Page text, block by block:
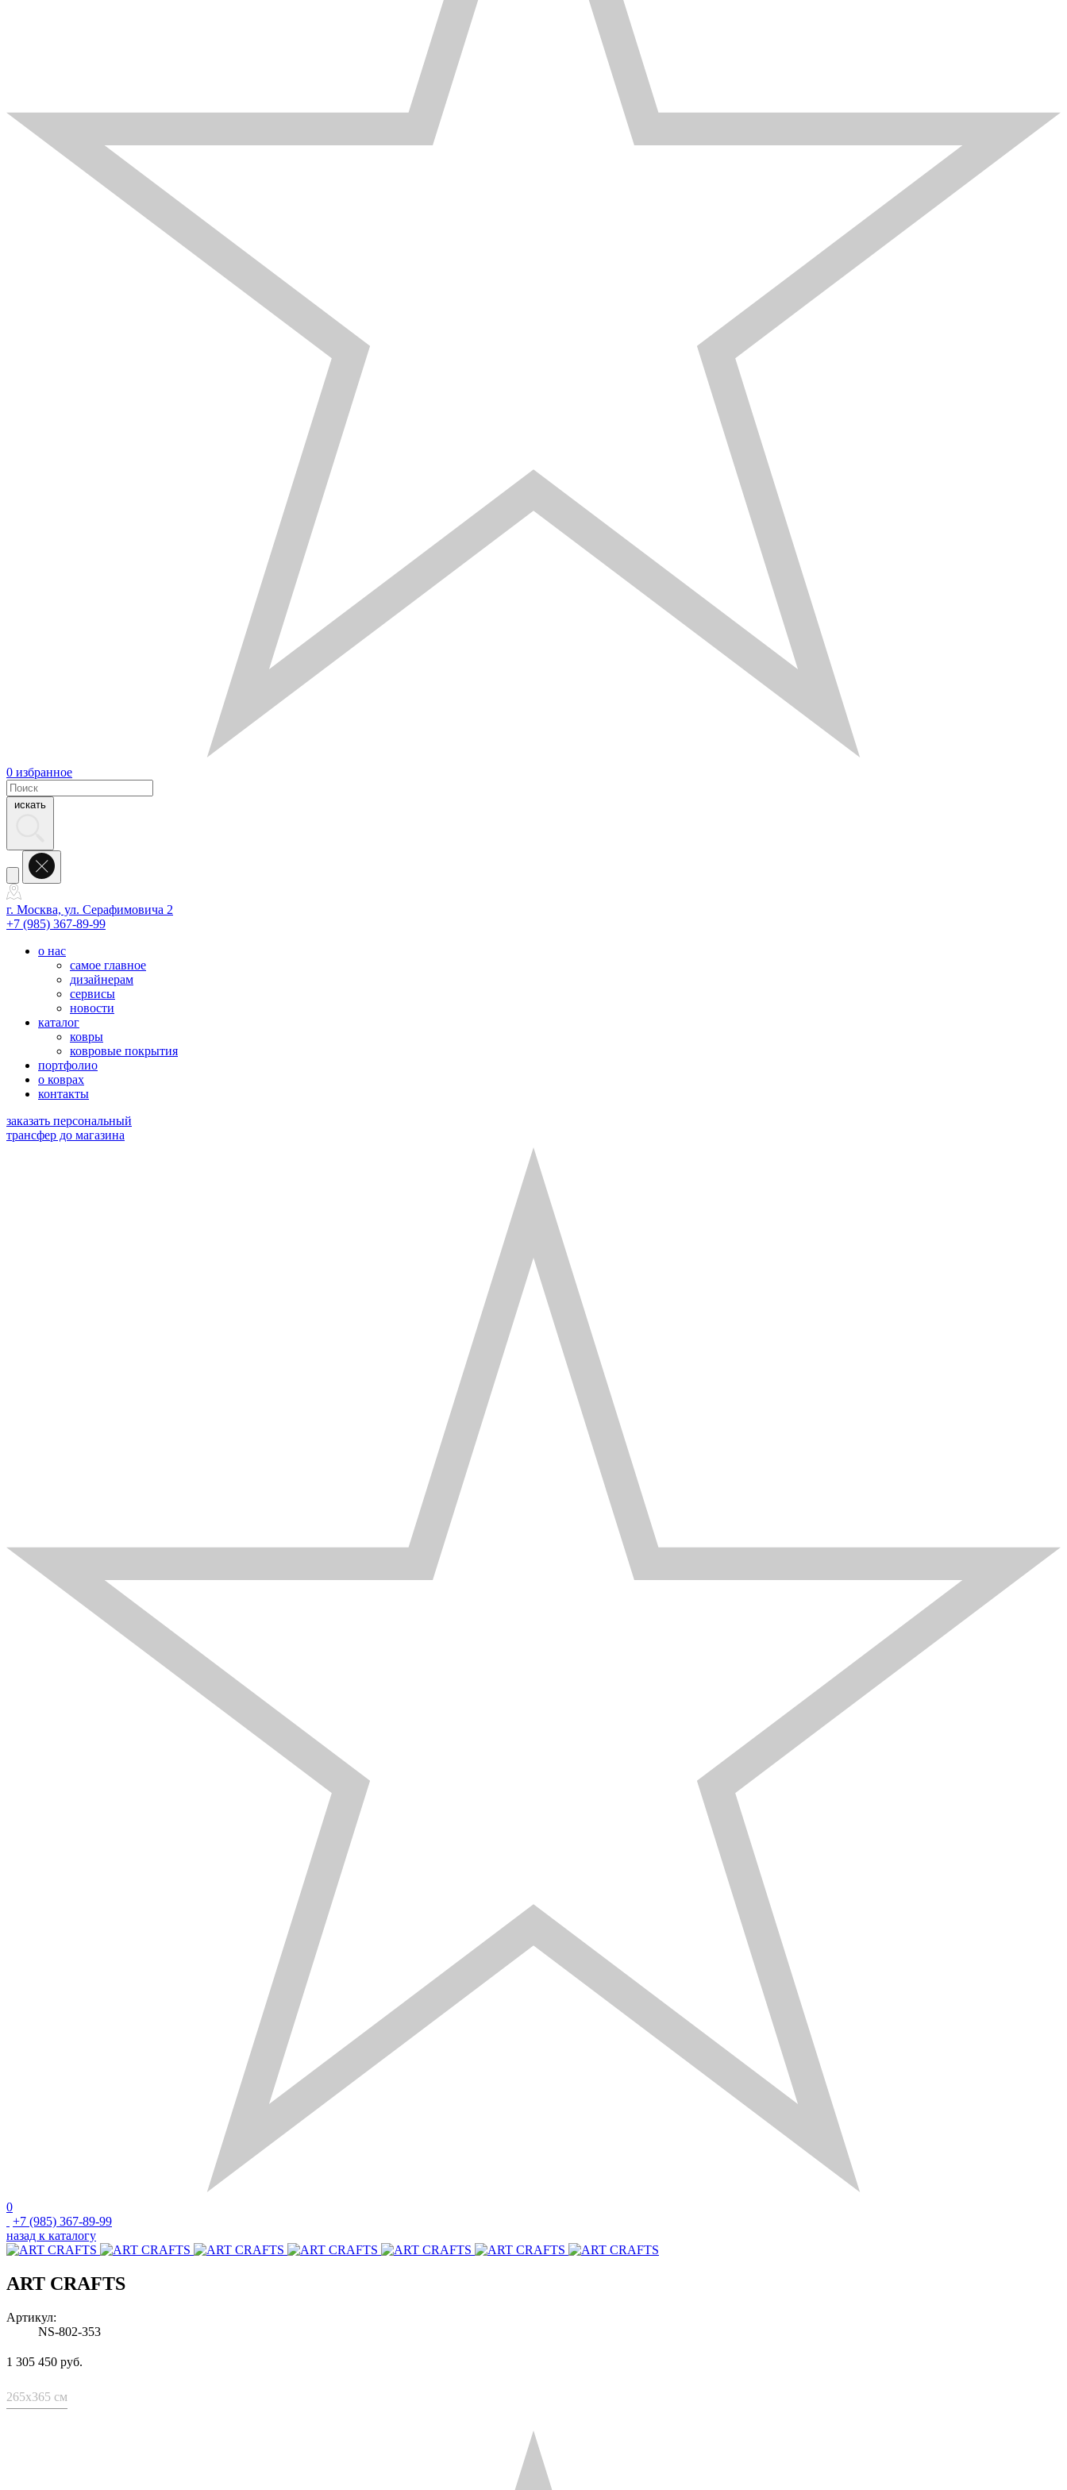
0 избранное
г. Москва, ул. Серафимовича 2
+7 (985) 367-89-99
о нас
самое главное
дизайнерам
сервисы
новости
каталог
ковры
ковровые покрытия
портфолио
о коврах
контакты
заказать персональный
трансфер до магазина
0
+7 (985) 367-89-99
назад к каталогу
ART CRAFTS
Артикул:
NS-802-353
1 305 450 руб.
265x365 см